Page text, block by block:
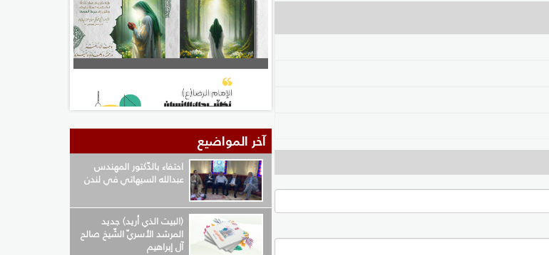
آخر المواضيع
احتفاء بالدّكتور المهندس
عبدالله السيهاتي في لندن
(البيت الذي أريد) جديد
المرشد الأسريّ الشّيخ صالح
آل إبراهيم